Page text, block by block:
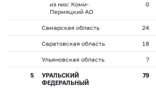
из них: Коми-
Пермяцкий АО
0
Самарская область 24
Саратовская область 18
Ульяновская область 7
5
УРАЛЬСКИЙ
ФЕДЕРАЛЬНЫЙ
79